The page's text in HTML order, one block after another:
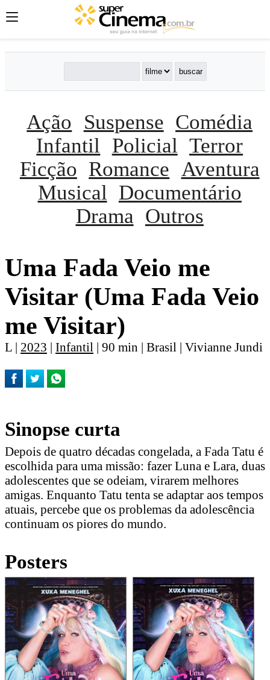
Ação Suspense Comédia
Infantil
Policial Terror
Ficção Romance Aventura
Musical
Documentário
Drama Outros
Uma Fada Veio me
Visitar (Uma Fada Veio
me Visitar)
L | 2023 | Infantil | 90 min | Brasil | Vivianne Jundi
Sinopse curta
Depois de quatro décadas congelada, a Fada Tatu é
escolhida para uma missão: fazer Luna e Lara, duas
adolescentes que se odeiam, virarem melhores
amigas. Enquanto Tatu tenta se adaptar aos tempos
atuais, percebe que os problemas da adolescência
continuam os piores do mundo.
Posters